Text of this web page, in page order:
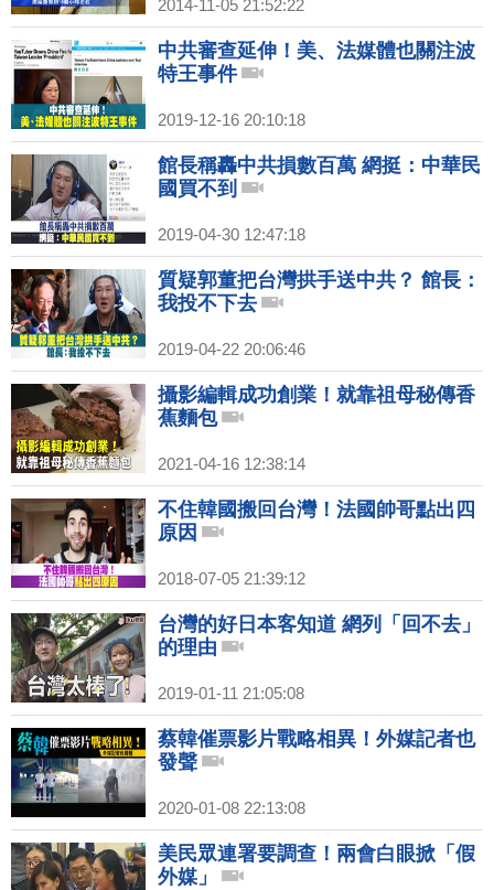
2014-11-05 21:52:22
中共審查延伸！美、法媒體也關注波
特王事件
2019-12-16 20:10:18
館長稱轟中共損數百萬 網挺：中華民
國買不到
2019-04-30 12:47:18
質疑郭董把台灣拱手送中共？ 館長：
我投不下去
2019-04-22 20:06:46
攝影編輯成功創業！就靠祖母秘傳香
蕉麵包
2021-04-16 12:38:14
不住韓國搬回台灣！法國帥哥點出四
原因
2018-07-05 21:39:12
台灣的好日本客知道 網列「回不去」
的理由
2019-01-11 21:05:08
蔡韓催票影片戰略相異！外媒記者也
發聲
2020-01-08 22:13:08
美民眾連署要調查！兩會白眼掀「假
外媒」